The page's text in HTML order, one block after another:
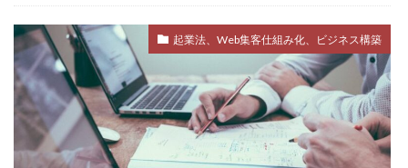
起業法、Web集客仕組み化、ビジネス構築